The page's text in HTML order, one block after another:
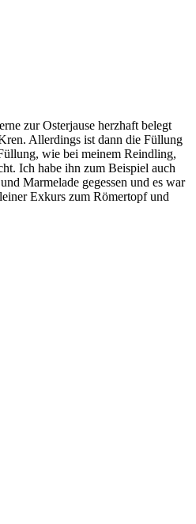
zur Osterjause herzhaft belegt
Allerdings ist dann die Füllung
wie bei meinem Reindling,
Ich habe ihn zum Beispiel auch
Marmelade gegessen und es war
Exkurs zum Römertopf und